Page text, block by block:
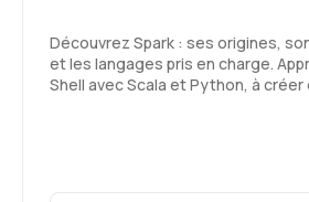
Découvrez Spark : ses origines,
et les langages pris en charge.
Shell avec Scala et Python, à créer